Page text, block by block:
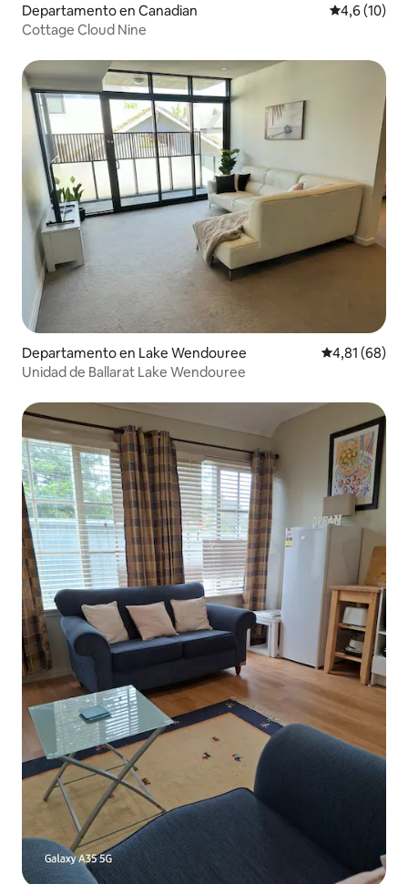
Departamento en Canadian Calificación
4,6 (10)
Cottage Cloud Nine
Departamento en Lake Wendouree Calificación
4,81 (68)
Unidad de Ballarat Lake Wendouree